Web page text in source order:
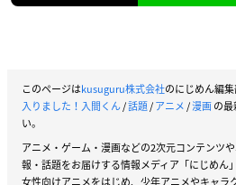
このページはkusuguru株式会社のにじめん編
入りました！入間くん/話題/アニメ/漫画の
い。
アニメ・ゲーム・漫画などの2次元コンテンツ
報・話題をお届けする情報メディア「にじめん」
女性向けアニメをはじめ、少年アニメやキャラ